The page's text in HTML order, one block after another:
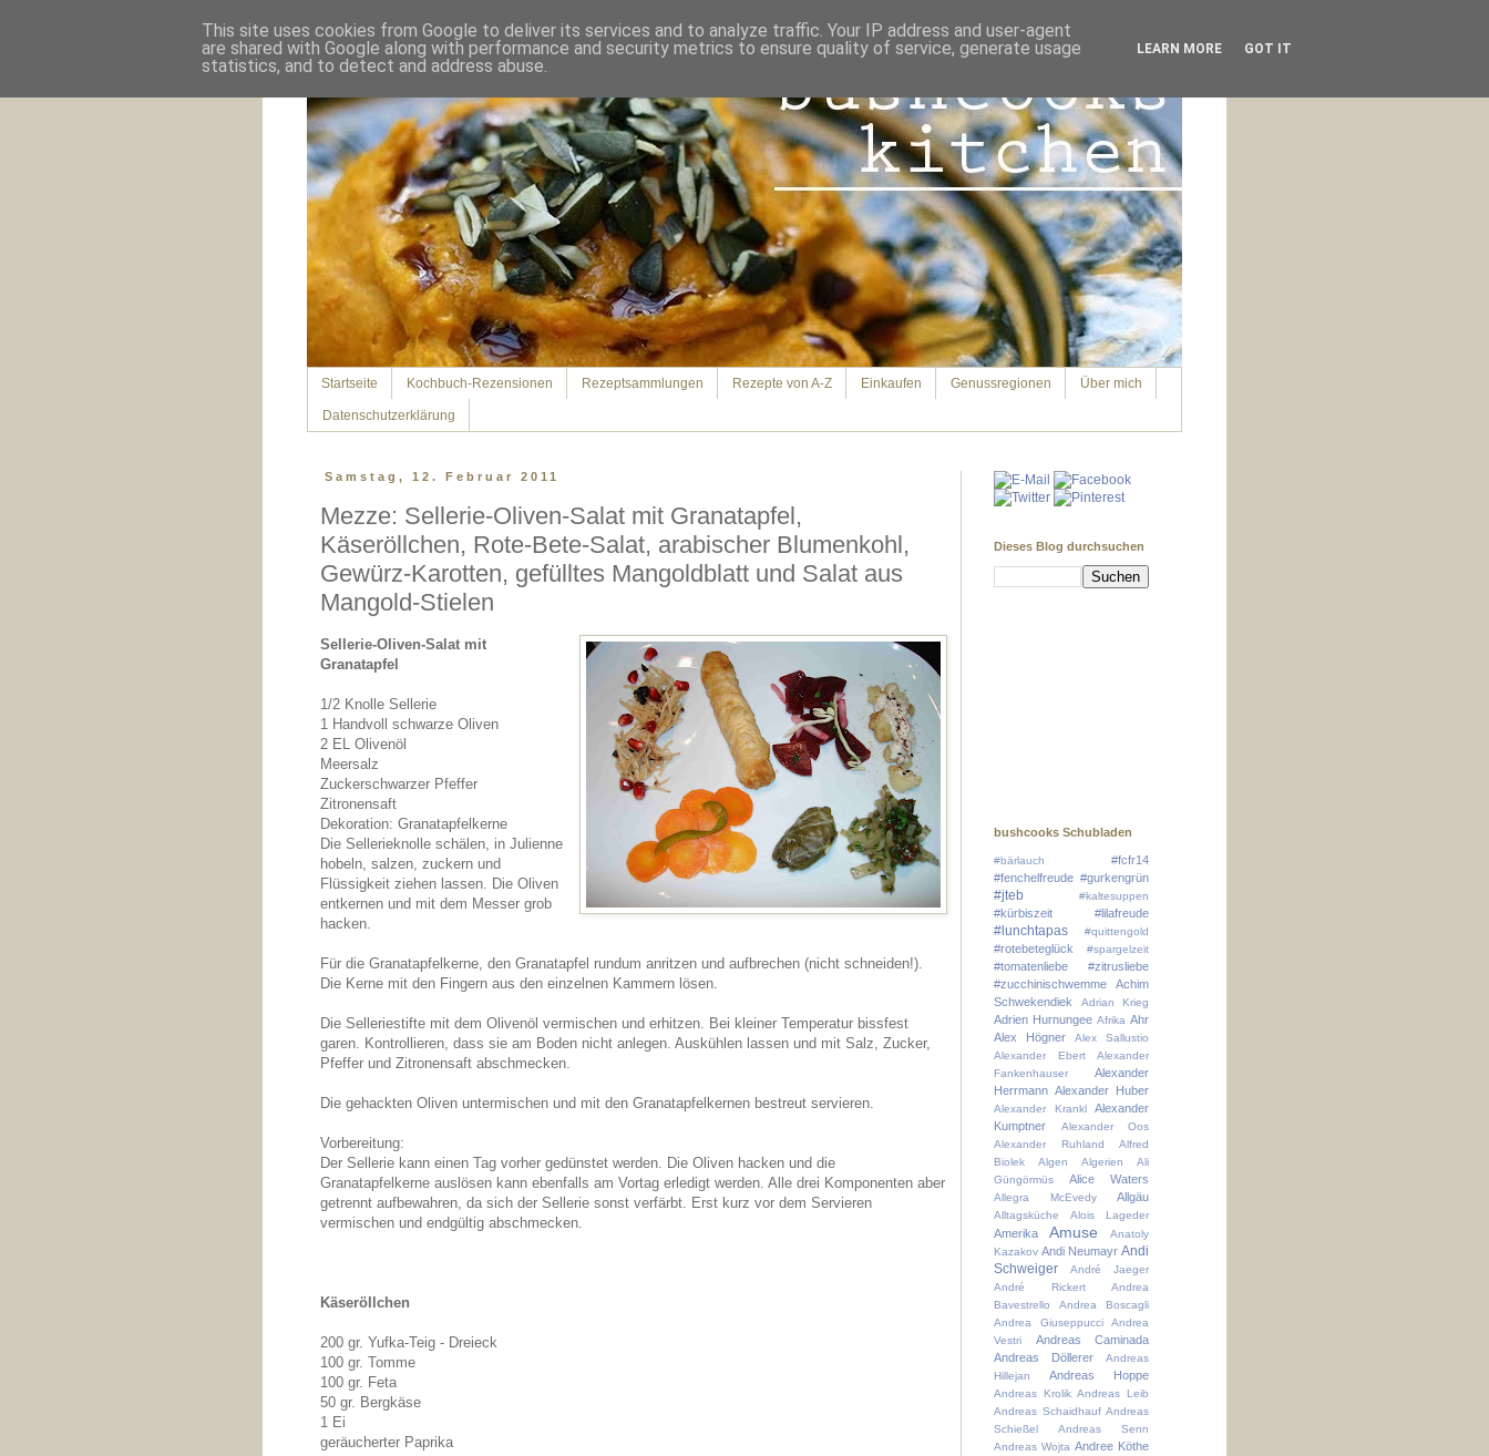
Startseite Kochbuch-Rezensionen Rezeptsammlungen Rezepte von A-Z Einkaufen Genussregionen Über mich
Datenschutzerklärung
Samstag, 12. Februar 2011
Mezze: Sellerie-Oliven-Salat mit Granatapfel,
Käseröllchen, Rote-Bete-Salat, arabischer Blumenkohl,
Gewürz-Karotten, gefülltes Mangoldblatt und Salat aus
Mangold-Stielen
Sellerie-Oliven-Salat mit
Granatapfel
1/2 Knolle Sellerie
1 Handvoll schwarze Oliven
2 EL Olivenöl
Meersalz
Zuckerschwarzer Pfeffer
Zitronensaft
Dekoration: Granatapfelkerne
Die Sellerieknolle schälen, in Julienne
hobeln, salzen, zuckern und
Flüssigkeit ziehen lassen. Die Oliven
entkernen und mit dem Messer grob
hacken.
Für die Granatapfelkerne, den Granatapfel rundum anritzen und aufbrechen (nicht schneiden!).
Die Kerne mit den Fingern aus den einzelnen Kammern lösen.
Die Selleriestifte mit dem Olivenöl vermischen und erhitzen. Bei kleiner Temperatur bissfest
garen. Kontrollieren, dass sie am Boden nicht anlegen. Auskühlen lassen und mit Salz, Zucker,
Pfeffer und Zitronensaft abschmecken.
Die gehackten Oliven untermischen und mit den Granatapfelkernen bestreut servieren.
Vorbereitung:
Der Sellerie kann einen Tag vorher gedünstet werden. Die Oliven hacken und die
Granatapfelkerne auslösen kann ebenfalls am Vortag erledigt werden. Alle drei Komponenten aber
getrennt aufbewahren, da sich der Sellerie sonst verfärbt. Erst kurz vor dem Servieren
vermischen und endgültig abschmecken.
Käseröllchen
200 gr. Yufka-Teig - Dreieck
100 gr. Tomme
100 gr. Feta
50 gr. Bergkäse
1 Ei
geräucherter Paprika
Dieses Blog durchsuchen
bushcooks Schubladen
#bärlauch
#fcfr14
#fenchelfreude #gurkengrün
#jteb #kaltesuppen
#kürbiszeit #lilafreude
#lunchtapas #quittengold
#rotebeteglück #spargelzeit
#tomatenliebe
#zitrusliebe
#zucchinischwemme
Achim
Schwekendiek
Adrian Krieg
Adrien Hurnungee Afrika Ahr
Alex Högner
Alex Sallustio
Alexander Ebert
Alexander
Fankenhauser
Alexander
Herrmann Alexander Huber
Alexander Krankl
Alexander
Kumptner
Alexander Oos
Alexander Ruhland
Alfred
Biolek
Algen Algerien
Ali
Güngörmüs
Alice Waters
Allegra McEvedy Allgäu
Alltagsküche Alois Lageder
Amerika Amuse
Anatoly
Kazakov Andi Neumayr Andi
Schweiger
André Jaeger
André Rickert
Andrea
Bavestrello
Andrea Boscagli
Andrea Giuseppucci
Andrea
Vestri
Andreas Caminada
Andreas Döllerer
Andreas
Hillejan
Andreas Hoppe
Andreas Krolik Andreas Leib
Andreas Schaidhauf Andreas
Schießel
Andreas Senn
Andreas Wojta Andree Köthe
This site uses cookies from Google to deliver its services and to analyze traffic. Your IP address and user-agent
are shared with Google along with performance and security metrics to ensure quality of service, generate usage
statistics, and to detect and address abuse.
LEARN MORE GOT IT